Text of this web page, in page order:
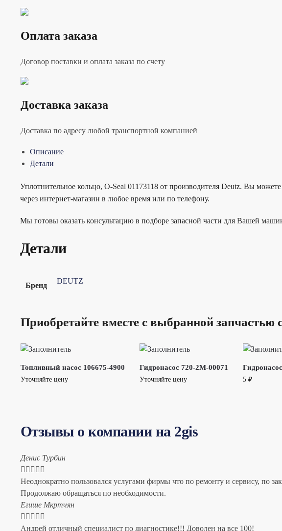
Оплата заказа
Договор поставки и оплата заказа по счету
Доставка заказа
Доставка по адресу любой транспортной компанией
Описание
Детали
Уплотнительное кольцо, O-Seal 01173118 от производителя Deutz. Вы
через интернет-магазин в любое время или по телефону.
Мы готовы оказать консультацию в подборе запасной части для Вашей
Детали
Бренд
DEUTZ
Приобретайте вместе с выбранной запчастью
Топливный насос 106675-4900
Уточняйте цену
Гидронасос 720-2M-00071
Уточняйте цену 5 ₽
Отзывы о компании на 2gis
Денис Турбин
    
Неоднократно пользовался услугами фирмы что по ремонту и сервису, по
Продолжаю обращаться по необходимости.
​Егише Мкртчян
    
Андрей отличный специалист по диагностике!!! Доволен на все 100!